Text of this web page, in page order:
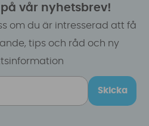
vår nyhetsbrev!
om du är intresserad att få
tips och råd och ny
Skicka